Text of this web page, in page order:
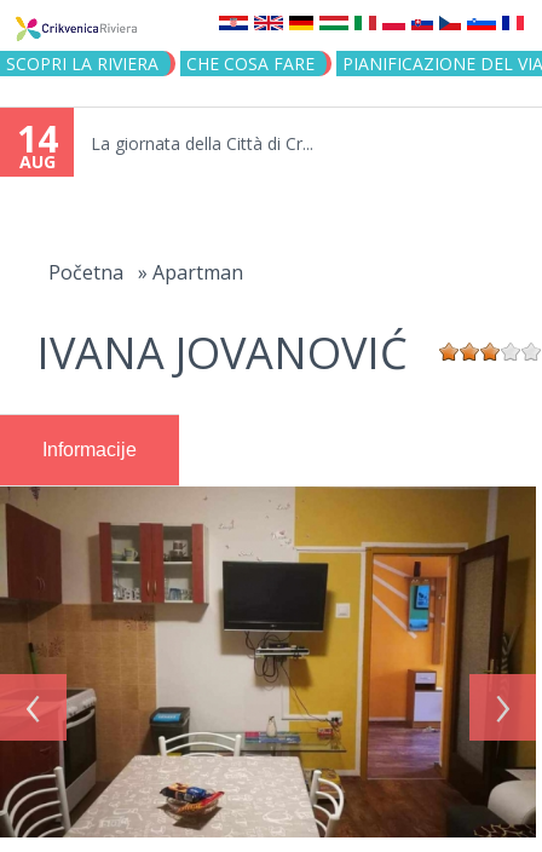
Jump to navigation
SCOPRI LA RIVIERA CHE COSA FARE PIANIFICAZIONE DEL
14
AUG
La giornata della Città di Cr...
Početna » Apartman
IVANA JOVANOVIĆ
Informacije
‹ ›